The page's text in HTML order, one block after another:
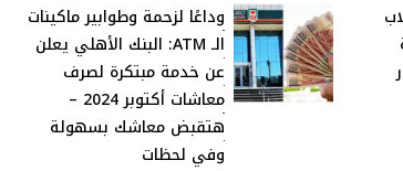
وداعًا لزحمة وطوابير ماكينات
الـ ATM: البنك الأهلي يعلن
عن خدمة مبتكرة لصرف
معاشات أكتوبر 2024 –
هتقبض معاشك بسهولة
وفي لحظات